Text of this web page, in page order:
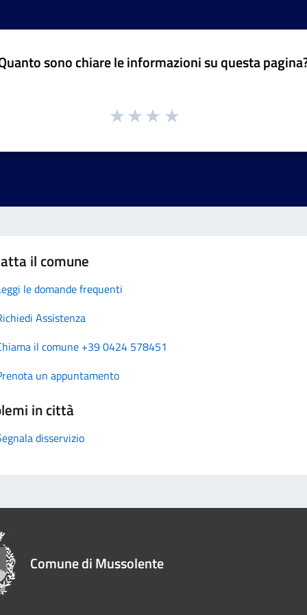
sono chiare le informazioni su questa
il comune
le domande frequenti
Assistenza
il comune +39 0424 578451
un appuntamento
in città
disservizio
Comune di Mussolente